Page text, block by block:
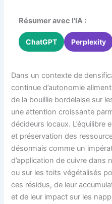
Résumer avec l'IA :
ChatGPT Perplexity
Dans un contexte de
continue d’autonomie
de la bouillie bordelaise sur
une attention croissante
décideurs locaux.
et préservation des
désormais comme un
d’application de cuivre
ou sur les toits végétalisés
ces résidus, de leur
et de leur impact sur les